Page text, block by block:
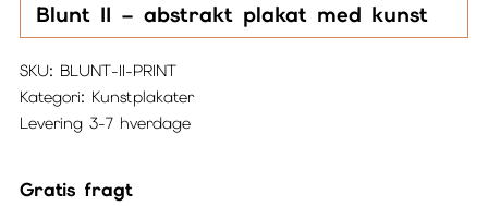
Blunt II – abstrakt plakat med kunst
SKU: BLUNT-II-PRINT
Kategori: Kunstplakater
Levering 3-7 hverdage
Gratis fragt